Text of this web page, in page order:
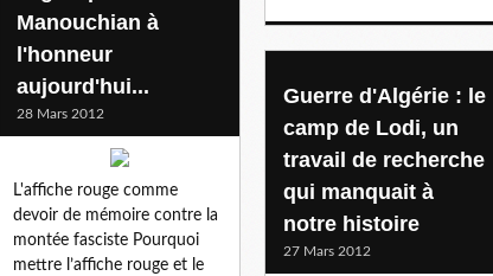
Manouchian à
l'honneur
aujourd'hui...
28 Mars 2012
L'affiche rouge comme
devoir de mémoire contre la
montée fasciste Pourquoi
mettre l’affiche rouge et le
Guerre d'Algérie : le
camp de Lodi, un
travail de recherche
qui manquait à
notre histoire
27 Mars 2012